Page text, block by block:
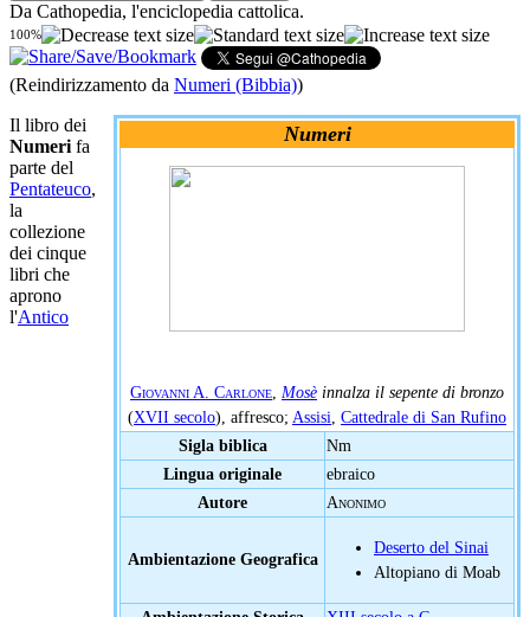
Da Cathopedia, l'enciclopedia cattolica.
100%
(Reindirizzamento da Numeri (Bibbia))
Numeri
Giovanni A. Carlone Mosè innalza il sepente di bronzo
(XVII secolo), affresco; Assisi Cattedrale di San Rufino
Sigla biblica
Nm
Lingua originale
ebraico
Autore
Anonimo
Ambientazione Geografica
Deserto del Sinai
Altopiano di Moab
Il libro dei
Numeri fa
parte del
Pentateuco,
la
collezione
dei cinque
libri che
aprono
l'Antico